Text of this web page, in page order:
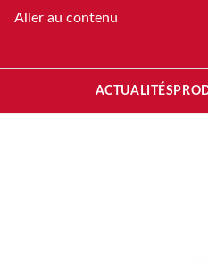
Aller au contenu
ACTUALITÉS